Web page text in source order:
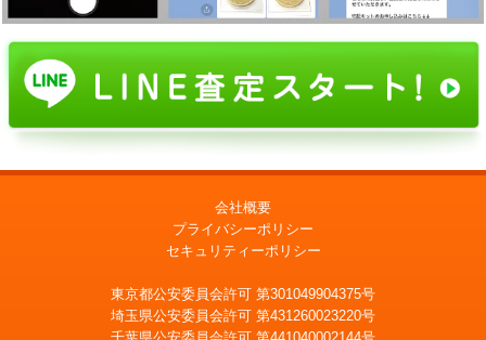
会社概要
プライバシーポリシー
セキュリティーポリシー
東京都公安委員会許可 第301049904375号
埼玉県公安委員会許可 第431260023220号